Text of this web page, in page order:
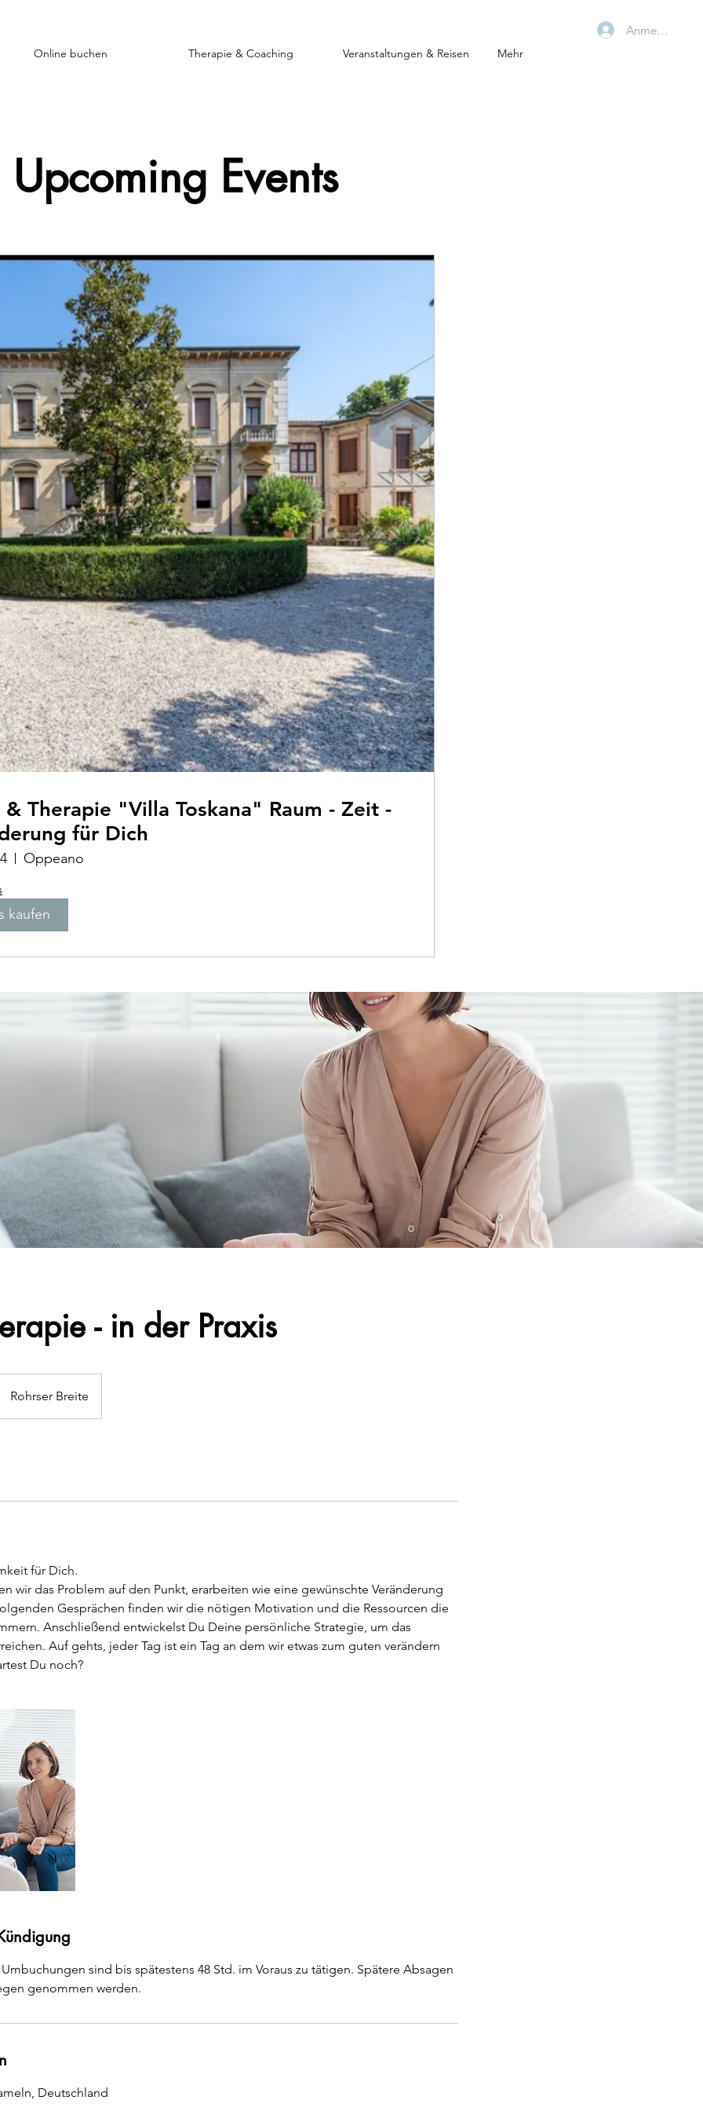
Anmelden
Online buchen Therapie & Coaching Veranstaltungen & Reisen Mehr
- in der Praxis
Rohrser Breite
für Dich.
wir das Problem auf den Punkt, erarbeiten wie eine gewünschte Veränderung
Gesprächen finden wir die nötigen Motivation und die Ressourcen die
Anschließend entwickelst Du Deine persönliche Strategie, um das
Auf gehts, jeder Tag ist ein Tag an dem wir etwas zum guten verändern
Du noch?
sind bis spätestens 48 Std. im Voraus zu tätigen. Spätere Absagen
genommen werden.
Deutschland
Upcoming Events
"Villa Toskana" Raum - Zeit -
für Dich
Oppeano
kaufen